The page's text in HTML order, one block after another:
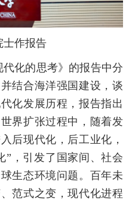
士作报告
化的思考》的报告中分
结合海洋强国建设，谈
化发展历程，报告指出
界扩张过程中，随着发
后现代化，后工业化，
”，引发了国家间、社会
生态环境问题。百年未
范式之变，现代化进程